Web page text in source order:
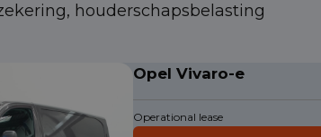
houderschapsbelasting
Opel Vivaro-e
Operational lease